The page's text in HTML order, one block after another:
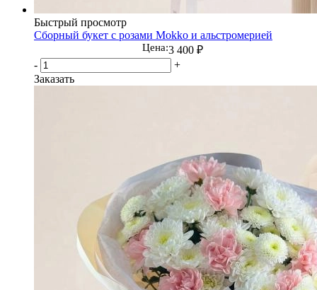
Быстрый просмотр
Сборный букет с розами Mokko и альстромерией
Цена:3 400 ₽
-
+
Заказать